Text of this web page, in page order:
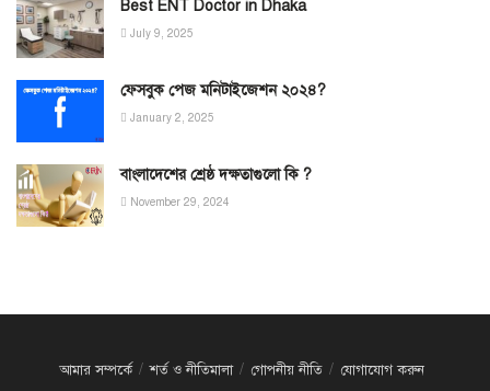
Best ENT Doctor in Dhaka
July 9, 2025
ফেসবুক পেজ মনিটাইজেশন ২০২৪?
January 2, 2025
বাংলাদেশের শ্রেষ্ঠ দক্ষতাগুলো কি ?
November 29, 2024
আমার সম্পর্কে শর্ত ও নীতিমালা গোপনীয় নীতি যোগাযোগ করুন